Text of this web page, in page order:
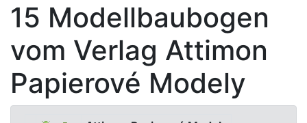
15 Modellbaubogen
vom Verlag Attimon
Papierové Modely